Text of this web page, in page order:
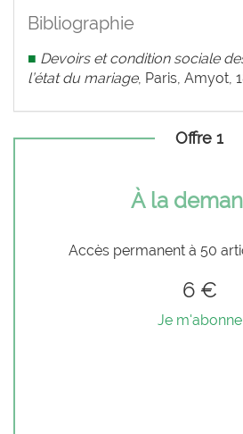
Bibliographie
■ Devoirs et condition sociale
l’état du mariage, Paris, Amyot,
Offre 1
À la
Accès permanent à 50
6 €
Je m'abonne